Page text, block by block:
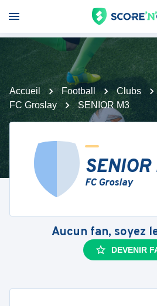
Accueil Football Clubs
FC Groslay
SENIOR M3
SENIOR
FC Groslay
Aucun fan, soyez
DEVENIR